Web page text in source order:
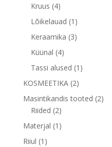
Kruus 44
toodet
Lõikelauad 1 1
toode
Keraamika 33
Küünal 44
toodet
Tassi alused 1 1
KOSMEETIKA 22
toodet
Masintikandis tooted 22
Riided 22
toodet
Materjal 1 1
Riiul 1 1